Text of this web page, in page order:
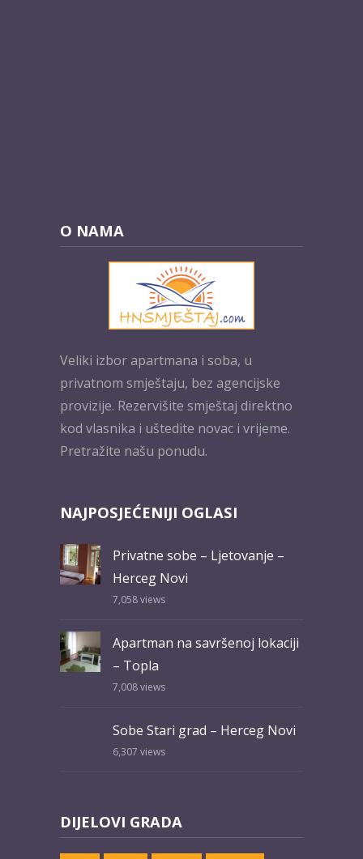
O NAMA
Veliki izbor apartmana i soba, u
privatnom smještaju, bez agencijske
provizije. Rezervišite smještaj direktno
kod vlasnika i uštedite novac i vrijeme.
Pretražite našu ponudu.
NAJPOSJEĆENIJI OGLASI
Privatne sobe – Ljetovanje –
Herceg Novi
7,058views
Apartman na savršenoj lokaciji
– Topla
7,008views
Sobe Stari grad – Herceg Novi
6,307 views
DIJELOVI GRADA